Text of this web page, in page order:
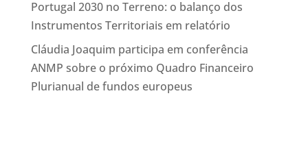
Portugal 2030 no Terreno: o balanço dos
Instrumentos Territoriais em relatório
Cláudia Joaquim participa em conferência
ANMP sobre o próximo Quadro Financeiro
Plurianual de fundos europeus